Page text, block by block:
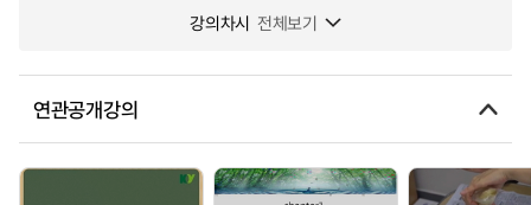
강의차시 전체보기
연관공개강의